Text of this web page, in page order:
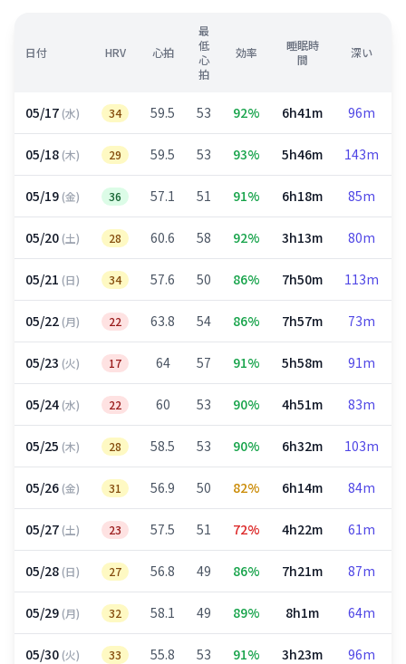
日付 HRV 心拍
最
低
心
拍
効率
睡眠時
間
深い
05/17(水) 34 59.5 53 92% 6h41m 96m
05/18(木) 29 59.5 53 93% 5h46m 143m
05/19(金) 36 57.1 51 91% 6h18m 85m
05/20(土) 28 60.6 58 92% 3h13m 80m
05/21 (日) 34 57.6 50 86% 7h50m 113m
05/22(月) 22 63.8 54 86% 7h57m 73m
05/23 (火) 17 64 57 91% 5h58m 91m
05/24(水) 22 60 53 90% 4h51m 83m
05/25 (木) 28 58.5 53 90% 6h32m 103m
05/26(金) 31 56.9 50 82% 6h14m 84m
05/27(土) 23 57.5 51 72% 4h22m 61m
05/28(日) 27 56.8 49 86% 7h21m 87m
05/29(月) 32 58.1 49 89% 8h1m 64m
05/30(火) 33 55.8 53 91% 3h23m 96m